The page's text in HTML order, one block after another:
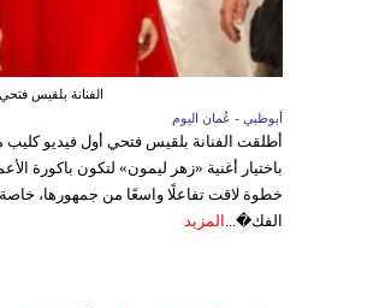
الفنانة بلقيس فتحي
أبوظبي - عُمان اليوم
أطلقت الفنانة بلقيس فتحي أول فيديو كليب
باختيار أغنية «زهر ليمون» لتكون باكورة
خطوة لاقت تفاعلًا واسعًا من جمهورها،
الفك�... المزيد